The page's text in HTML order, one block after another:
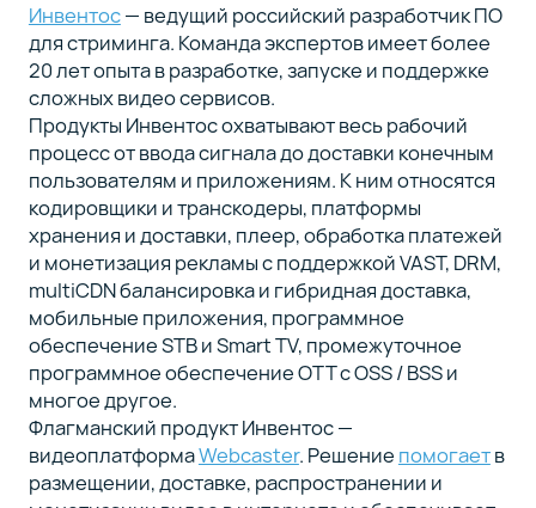
Инвентос— ведущий российский разработчик ПО
для стриминга. Команда экспертов имеет более
20 лет опыта в разработке, запуске и поддержке
сложных видео сервисов.
Продукты Инвентос охватывают весь рабочий
процесс от ввода сигнала до доставки конечным
пользователям и приложениям. К ним относятся
кодировщики и транскодеры, платформы
хранения и доставки, плеер, обработка платежей
и монетизация рекламы с поддержкой VAST, DRM,
multiCDN балансировка и гибридная доставка,
мобильные приложения, программное
обеспечение STB и Smart TV, промежуточное
программное обеспечение OTT с OSS / BSS и
многое другое.
Флагманский продукт Инвентос —
видеоплатформаWebcaster. Решение помогаетв
размещении, доставке, распространении и